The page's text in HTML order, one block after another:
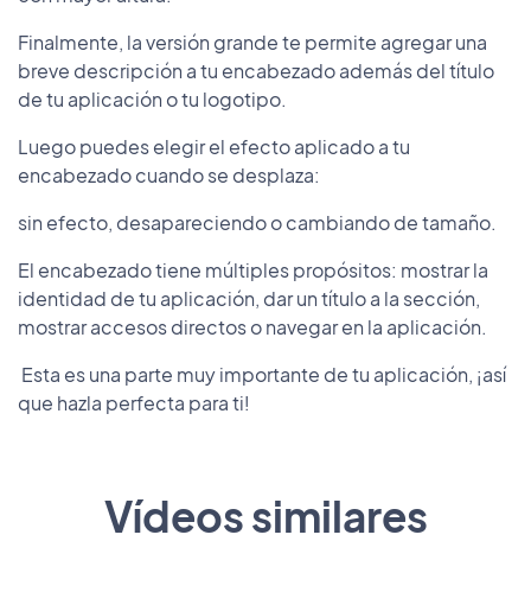
Finalmente, la versión grande te permite agregar una
breve descripción a tu encabezado además del título
de tu aplicación o tu logotipo.
Luego puedes elegir el efecto aplicado a tu
encabezado cuando se desplaza:
sin efecto, desapareciendo o cambiando de tamaño.
El encabezado tiene múltiples propósitos: mostrar la
identidad de tu aplicación, dar un título a la sección,
mostrar accesos directos o navegar en la aplicación.
Esta es una parte muy importante de tu aplicación, ¡así
que hazla perfecta para ti!
Vídeos similares